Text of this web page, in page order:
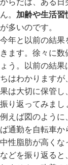
ん。 加齢や生活習
が多いのです。
今年と以前の結果
きます。徐々に
ょう。以前の結
ちはわかります
果は大切に保管し
振り返ってみまし
例えば図のよう
ば通勤を自転車か
中性脂肪が高くな
などを振り返る